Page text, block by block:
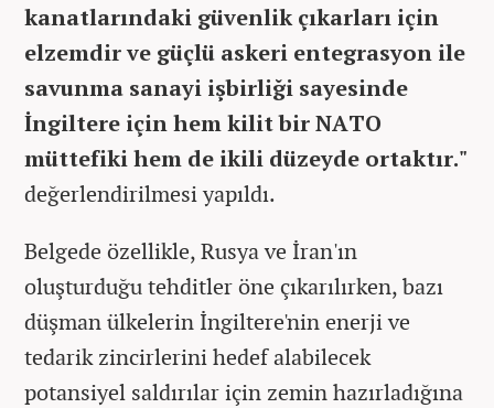
kanatlarındaki güvenlik çıkarları için
elzemdir ve güçlü askeri entegrasyon ile
savunma sanayi işbirliği sayesinde
İngiltere için hem kilit bir NATO
müttefiki hem de ikili düzeyde ortaktır."
değerlendirilmesi yapıldı.
Belgede özellikle, Rusya ve İran'ın
oluşturduğu tehditler öne çıkarılırken, bazı
düşman ülkelerin İngiltere'nin enerji ve
tedarik zincirlerini hedef alabilecek
potansiyel saldırılar için zemin hazırladığına